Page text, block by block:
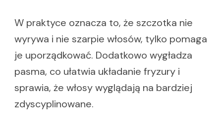
W praktyce oznacza to, że szczotka nie
wyrywa i nie szarpie włosów, tylko pomaga
je uporządkować. Dodatkowo wygładza
pasma, co ułatwia układanie fryzury i
sprawia, że włosy wyglądają na bardziej
zdyscyplinowane.